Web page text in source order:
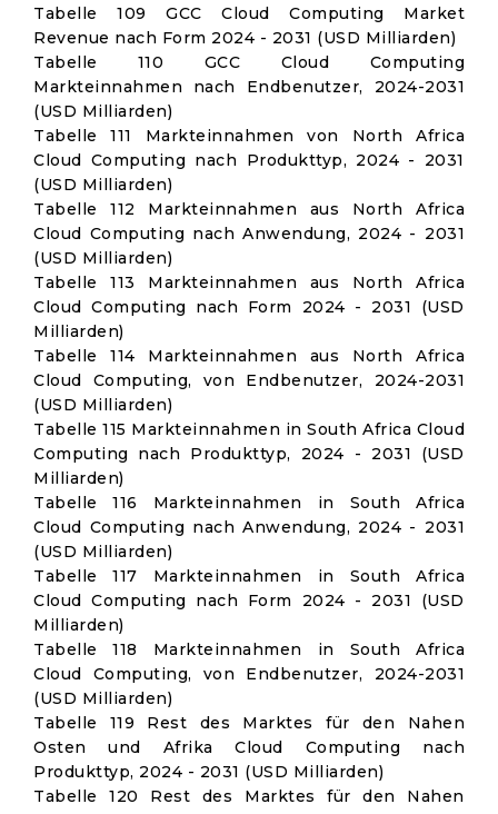
Tabelle 109 GCC Cloud Computing Market
Revenue nach Form 2024 - 2031 (USD Milliarden)
Tabelle 110 GCC Cloud Computing
Markteinnahmen nach Endbenutzer, 2024-2031
(USD Milliarden)
Tabelle 111 Markteinnahmen von North Africa
Cloud Computing nach Produkttyp, 2024 - 2031
(USD Milliarden)
Tabelle 112 Markteinnahmen aus North Africa
Cloud Computing nach Anwendung, 2024 - 2031
(USD Milliarden)
Tabelle 113 Markteinnahmen aus North Africa
Cloud Computing nach Form 2024 - 2031 (USD
Milliarden)
Tabelle 114 Markteinnahmen aus North Africa
Cloud Computing, von Endbenutzer, 2024-2031
(USD Milliarden)
Tabelle 115 Markteinnahmen in South Africa Cloud
Computing nach Produkttyp, 2024 - 2031 (USD
Milliarden)
Tabelle 116 Markteinnahmen in South Africa
Cloud Computing nach Anwendung, 2024 - 2031
(USD Milliarden)
Tabelle 117 Markteinnahmen in South Africa
Cloud Computing nach Form 2024 - 2031 (USD
Milliarden)
Tabelle 118 Markteinnahmen in South Africa
Cloud Computing, von Endbenutzer, 2024-2031
(USD Milliarden)
Tabelle 119 Rest des Marktes für den Nahen
Osten und Afrika Cloud Computing nach
Produkttyp, 2024 - 2031 (USD Milliarden)
Tabelle 120 Rest des Marktes für den Nahen